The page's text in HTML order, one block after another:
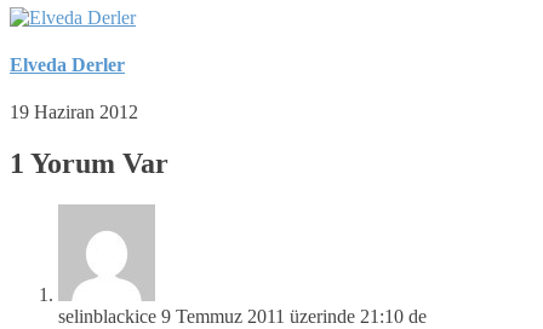
Elveda Derler
19 Haziran 2012
1 Yorum Var
selinblackice 9 Temmuz 2011 üzerinde 21:10 de